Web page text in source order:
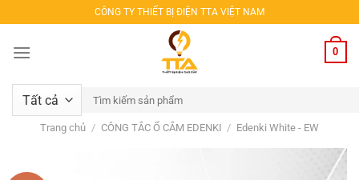
qua
nội
CÔNG TY THIẾT BỊ ĐIỆN TTA VIỆT NAM
0
Tìm
kiếm:
Trang chủ / CÔNG TẮC Ổ CẮM EDENKI / Edenki White - EW